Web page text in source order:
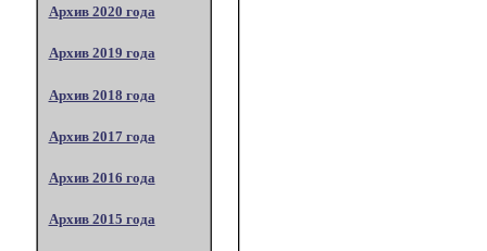
Архив 2020 года
Архив 2019 года
Архив 2018 года
Архив 2017 года
Архив 2016 года
Архив 2015 года